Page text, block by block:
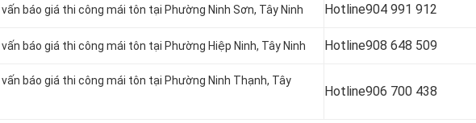
báo giá thi công mái tôn tại Phường Ninh Sơn, Tây Ninh Hotline904 991 912
báo giá thi công mái tôn tại Phường Hiệp Ninh, Tây Ninh Hotline908 648 509
báo giá thi công mái tôn tại Phường Ninh Thạnh, Tây
Hotline906 700 438